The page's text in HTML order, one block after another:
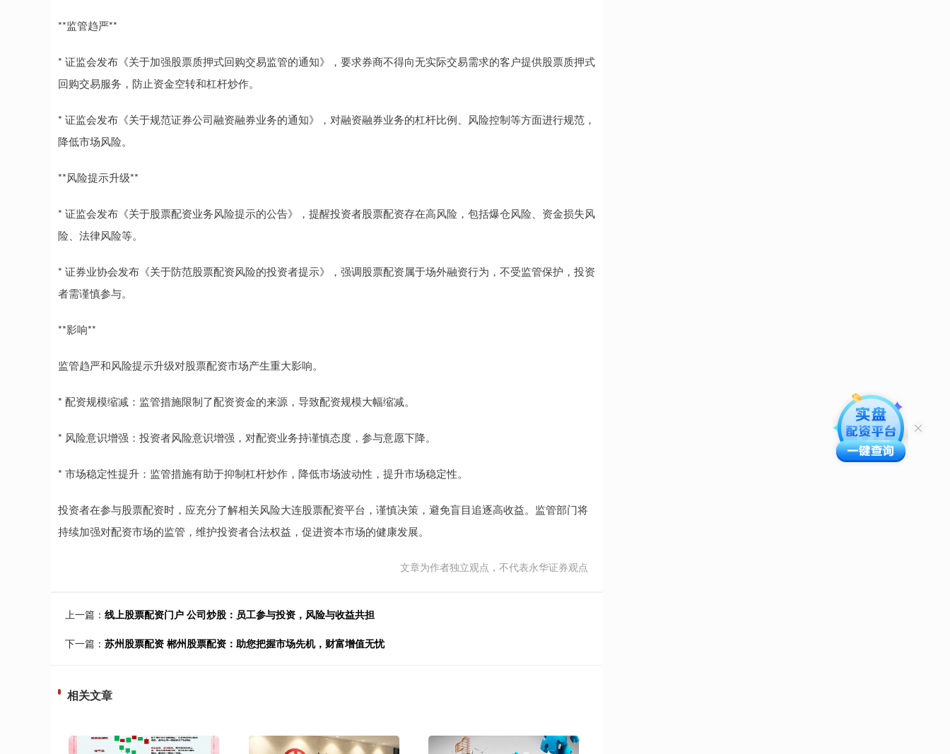
**监管趋严**
* 证监会发布《关于加强股票质押式回购交易监管的通知》，要求券商不得向无实际交易需求的客户提供股票质押式
回购交易服务，防止资金空转和杠杆炒作。
* 证监会发布《关于规范证券公司融资融券业务的通知》，对融资融券业务的杠杆比例、风险控制等方面进行规范，
降低市场风险。
**风险提示升级**
* 证监会发布《关于股票配资业务风险提示的公告》，提醒投资者股票配资存在高风险，包括爆仓风险、资金损失风
险、法律风险等。
* 证券业协会发布《关于防范股票配资风险的投资者提示》，强调股票配资属于场外融资行为，不受监管保护，投资
者需谨慎参与。
**影响**
监管趋严和风险提示升级对股票配资市场产生重大影响。
* 配资规模缩减：监管措施限制了配资资金的来源，导致配资规模大幅缩减。
* 风险意识增强：投资者风险意识增强，对配资业务持谨慎态度，参与意愿下降。
* 市场稳定性提升：监管措施有助于抑制杠杆炒作，降低市场波动性，提升市场稳定性。
投资者在参与股票配资时，应充分了解相关风险大连股票配资平台，谨慎决策，避免盲目追逐高收益。监管部门将
持续加强对配资市场的监管，维护投资者合法权益，促进资本市场的健康发展。
文章为作者独立观点，不代表永华证券观点
上一篇： 线上股票配资门户 公司炒股：员工参与投资，风险与收益共担
下一篇： 苏州股票配资 郴州股票配资：助您把握市场先机，财富增值无忧
相关文章